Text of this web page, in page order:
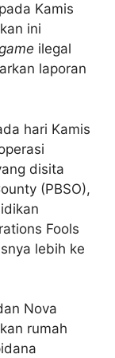
Kamis
ini
ilegal
laporan
hari Kamis
disita
(PBSO),
Fools
lebih ke
Nova
rumah